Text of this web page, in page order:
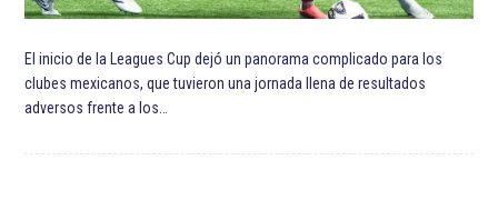
El inicio de la Leagues Cup dejó un panorama complicado para los
clubes mexicanos, que tuvieron una jornada llena de resultados
adversos frente a los…